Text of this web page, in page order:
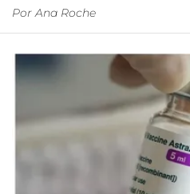
Por Ana Roche